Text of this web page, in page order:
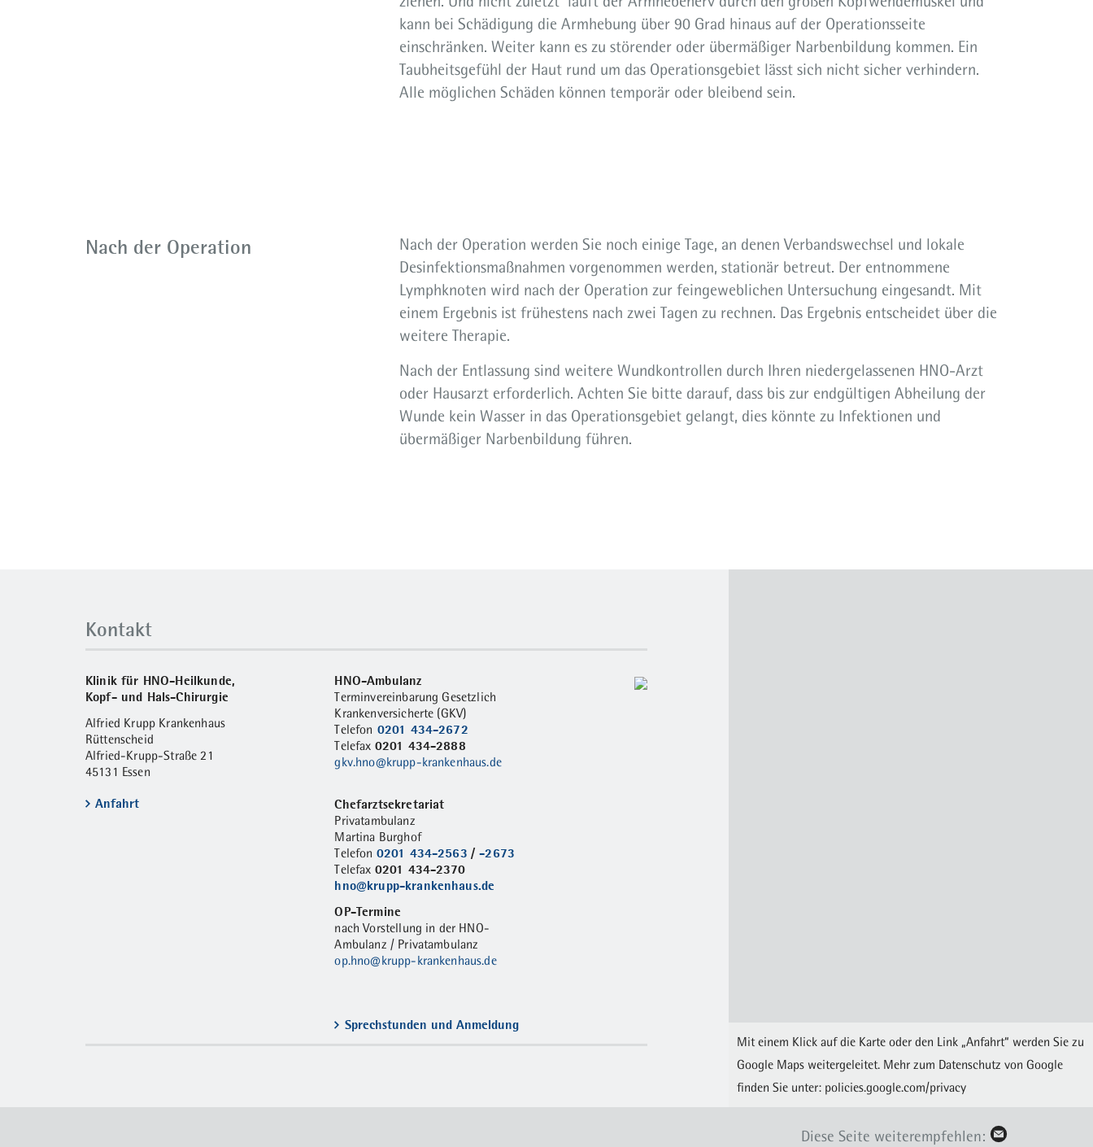
kann bei Schädigung die Armhebung über 90 Grad hinaus auf der Operationsseite
einschränken. Weiter kann es zu störender oder übermäßiger Narbenbildung kommen. Ein
Taubheitsgefühl der Haut rund um das Operationsgebiet lässt sich nicht sicher verhindern.
Alle möglichen Schäden können temporär oder bleibend sein.
Nach der Operation
Nach der Operation werden Sie noch einige Tage, an denen Verbandswechsel und lokale
Desinfektionsmaßnahmen vorgenommen werden, stationär betreut. Der entnommene
Lymphknoten wird nach der Operation zur feingeweblichen Untersuchung eingesandt. Mit
einem Ergebnis ist frühestens nach zwei Tagen zu rechnen. Das Ergebnis entscheidet über die
weitere Therapie.
Nach der Entlassung sind weitere Wundkontrollen durch Ihren niedergelassenen HNO-Arzt
oder Hausarzt erforderlich. Achten Sie bitte darauf, dass bis zur endgültigen Abheilung der
Wunde kein Wasser in das Operationsgebiet gelangt, dies könnte zu Infektionen und
übermäßiger Narbenbildung führen.
Kontakt
Klinik für HNO-Heilkunde,
Kopf- und Hals-Chirurgie
Alfried Krupp Krankenhaus
Rüttenscheid
Alfried-Krupp-Straße 21
45131 Essen
Anfahrt
HNO-Ambulanz
Terminvereinbarung Gesetzlich
Krankenversicherte (GKV)
Telefon 0201 434-2672
Telefax 0201 434-2888
gkv.hno@krupp-krankenhaus.de
Chefarztsekretariat
Privatambulanz
Martina Burghof
Telefon 0201 434-2563 /-2673
Telefax 0201 434-2370
hno@krupp-krankenhaus.de
OP-Termine
nach Vorstellung in der HNO-
Ambulanz / Privatambulanz
op.hno@krupp-krankenhaus.de
Sprechstunden und Anmeldung
Mit einem Klick auf die Karte oder den Link „Anfahrt“ werden Sie zu
Google Maps weitergeleitet. Mehr zum Datenschutz von Google
finden Sie unter: policies.google.com/privacy
Diese Seite weiterempfehlen: